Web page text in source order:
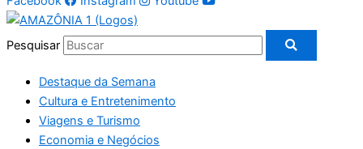
Pesquisar
Destaque da Semana
Cultura e Entretenimento
Viagens e Turismo
Economia e Negócios